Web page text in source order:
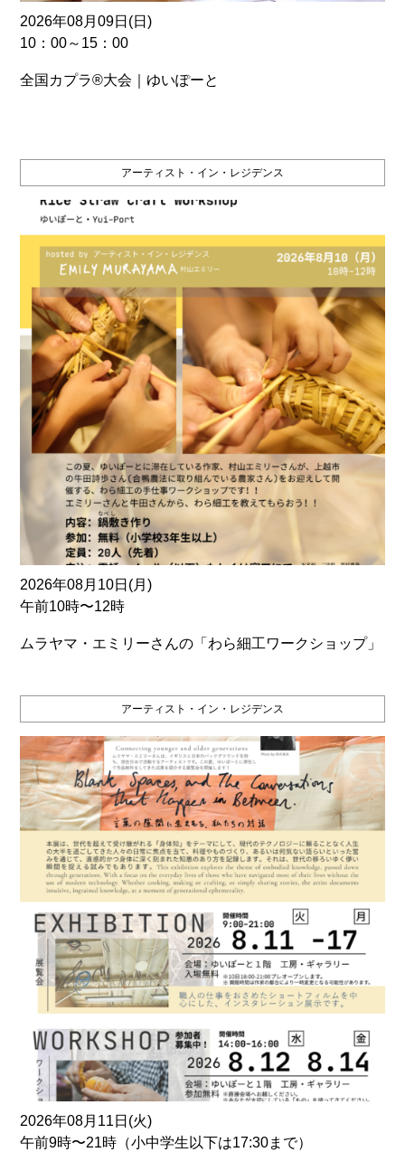
2026年08月09日(日)
10：00～15：00
全国カプラ®大会｜ゆいぽーと
アーティスト・イン・レジデンス
2026年08月10日(月)
午前10時〜12時
ムラヤマ・エミリーさんの「わら細工ワークショップ」
アーティスト・イン・レジデンス
2026年08月11日(火)
午前9時〜21時（小中学生以下は17:30まで）